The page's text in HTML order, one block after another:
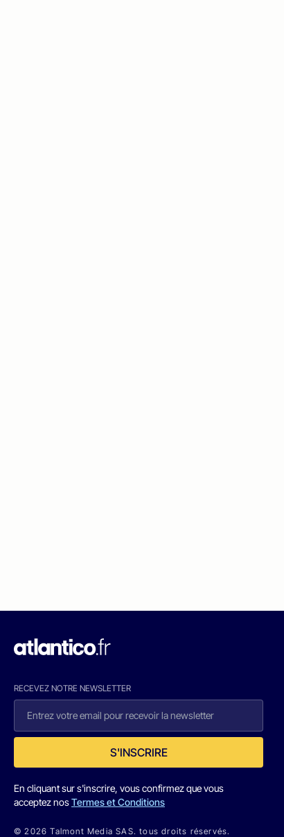
RECEVEZ NOTRE NEWSLETTER
S'INSCRIRE
En cliquant sur s'inscrire, vous confirmez que vous
acceptez nosTermes et Conditions
© 2026 Talmont Media SAS. tous droits réservés.